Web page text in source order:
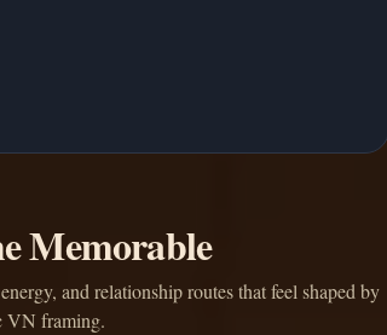
Memorable
and relationship routes that feel shaped by
VN framing.